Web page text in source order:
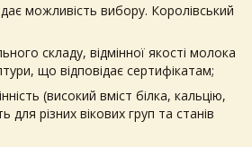
можливість вибору. Королівський
складу, відмінної якості молока
що відповідає сертифікатам;
(високий вміст білка, кальцію,
для різних вікових груп та станів